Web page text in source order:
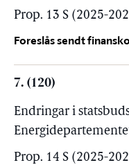
Prop. 13 S (2025-
Foreslås sendt
7. (120)
Endringar i
Prop. 14 S (2025-